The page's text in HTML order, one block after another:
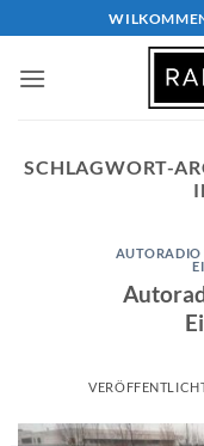
Inhalt
springen
SCHLAGWORT-
AUTORADIO